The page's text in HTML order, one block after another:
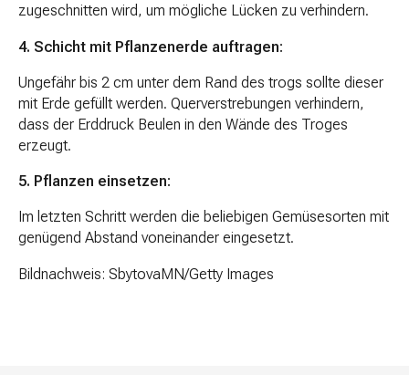
zugeschnitten wird, um mögliche Lücken zu verhindern.
4. Schicht mit Pflanzenerde auftragen:
Ungefähr bis 2 cm unter dem Rand des trogs sollte dieser
mit Erde gefüllt werden. Querverstrebungen verhindern,
dass der Erddruck Beulen in den Wände des Troges
erzeugt.
5. Pflanzen einsetzen:
Im letzten Schritt werden die beliebigen Gemüsesorten mit
genügend Abstand voneinander eingesetzt.
Bildnachweis: SbytovaMN/Getty Images